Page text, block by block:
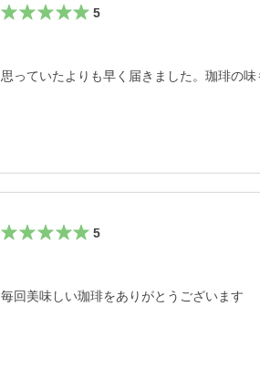
5
思っていたよりも早く届きました。珈琲の
5
毎回美味しい珈琲をありがとうございます